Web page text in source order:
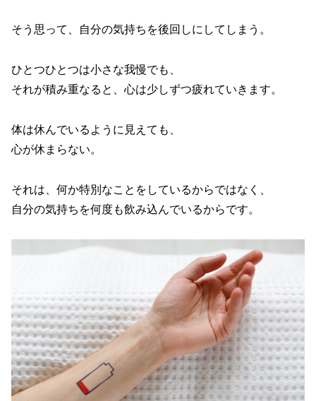
そう思って、自分の気持ちを後回しにしてしまう。
ひとつひとつは小さな我慢でも、
それが積み重なると、心は少しずつ疲れていきます。
体は休んでいるように見えても、
心が休まらない。
それは、何か特別なことをしているからではなく、
自分の気持ちを何度も飲み込んでいるからです。